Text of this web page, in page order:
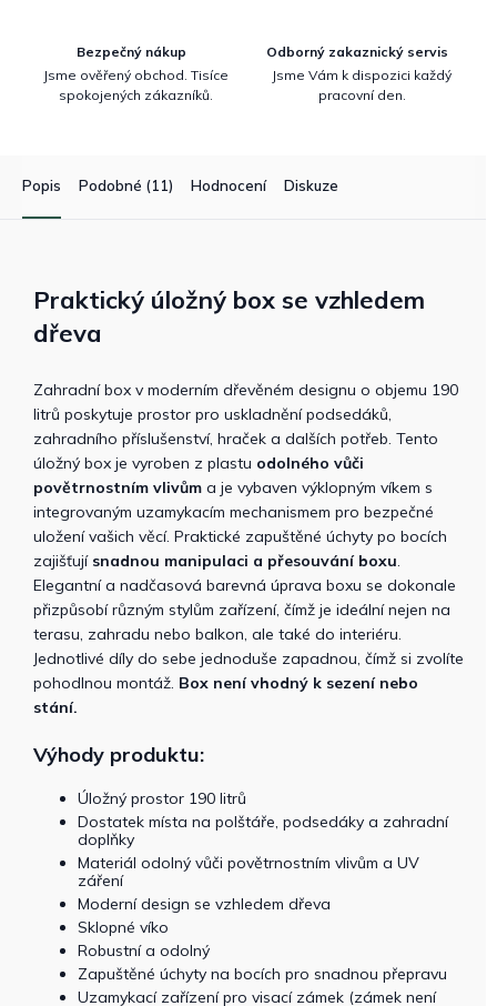
Bezpečný nákup
Jsme ověřený obchod. Tisíce
spokojených zákazníků.
Odborný zakaznický servis
Jsme Vám k dispozici každý
pracovní den.
Popis Podobné (11) Hodnocení Diskuze
Praktický úložný box se vzhledem
dřeva
Zahradní box v moderním dřevěném designu o objemu 190
litrů poskytuje prostor pro uskladnění podsedáků,
zahradního příslušenství, hraček a dalších potřeb. Tento
úložný box je vyroben z plastu odolného vůči
povětrnostním vlivům a je vybaven výklopným víkem s
integrovaným uzamykacím mechanismem pro bezpečné
uložení vašich věcí. Praktické zapuštěné úchyty po bocích
zajišťují snadnou manipulaci a přesouvání boxu.
Elegantní a nadčasová barevná úprava boxu se dokonale
přizpůsobí různým stylům zařízení, čímž je ideální nejen na
terasu, zahradu nebo balkon, ale také do interiéru.
Jednotlivé díly do sebe jednoduše zapadnou, čímž si zvolíte
pohodlnou montáž. Box není vhodný k sezení nebo
stání.
Výhody produktu:
Úložný prostor 190 litrů
Dostatek místa na polštáře, podsedáky a zahradní
doplňky
Materiál odolný vůči povětrnostním vlivům a UV
záření
Moderní design se vzhledem dřeva
Sklopné víko
Robustní a odolný
Zapuštěné úchyty na bocích pro snadnou přepravu
Uzamykací zařízení pro visací zámek (zámek není